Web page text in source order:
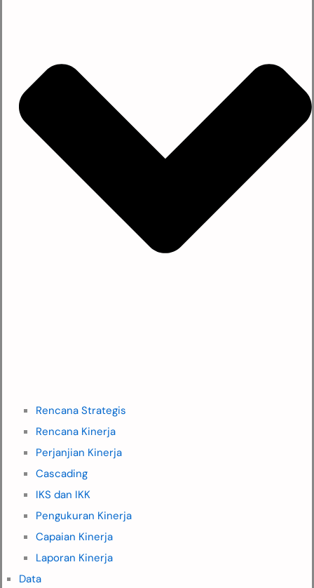
Rencana Strategis
Rencana Kinerja
Perjanjian Kinerja
Cascading
IKS dan IKK
Pengukuran Kinerja
Capaian Kinerja
Laporan Kinerja
Data